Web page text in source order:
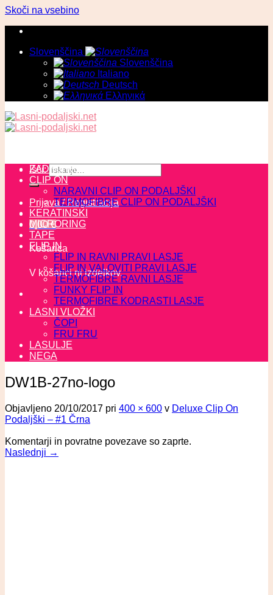
Skoči na vsebino
Slovenščina
Slovenščina
Italiano
Deutsch
Ελληνικά
Išči:
Prijava / Registracija
0,00€
Košarica
V košarici ni izdelkov.
ZADNJI KOSI
CLIP ON
NARAVNI CLIP ON PODALJŠKI
TERMOFIBRE CLIP ON PODALJŠKI
KERATINSKI
MICRORING
TAPE
FLIP IN
FLIP IN RAVNI PRAVI LASJE
FLIP IN VALOVITI PRAVI LASJE
TERMOFIBRE RAVNI LASJE
FUNKY FLIP IN
TERMOFIBRE KODRASTI LASJE
LASNI VLOŽKI
ČOPI
FRU FRU
LASULJE
NEGA
DW1B-27no-logo
Objavljeno 20/10/2017 pri 400 × 600 v Deluxe Clip On
Podaljški – #1 Črna
Komentarji in povratne povezave so zaprte.
Naslednji →